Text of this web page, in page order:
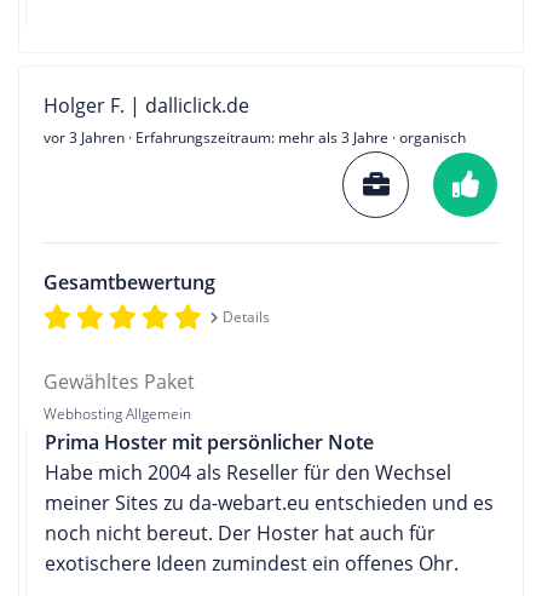
Holger F. | dalliclick.de
vor 3 Jahren · Erfahrungszeitraum: mehr als 3 Jahre · organisch
Gesamtbewertung
Details
Gewähltes Paket
Webhosting Allgemein
Prima Hoster mit persönlicher Note
Habe mich 2004 als Reseller für den Wechsel
meiner Sites zu da-webart.eu entschieden und es
noch nicht bereut. Der Hoster hat auch für
exotischere Ideen zumindest ein offenes Ohr.